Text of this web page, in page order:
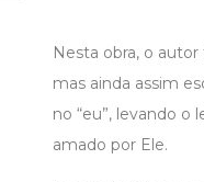
Nesta obra, o
mas ainda assim
no “eu”, levando
amado por Ele.